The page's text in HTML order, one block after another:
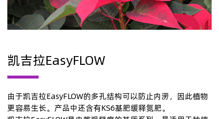
凯吉拉EasyFLOW
由于凯吉拉EasyFLOW的多孔结构可以防止内涝，因此植物
更容易生长。产品中还含有KS6基肥缓释氮肥。